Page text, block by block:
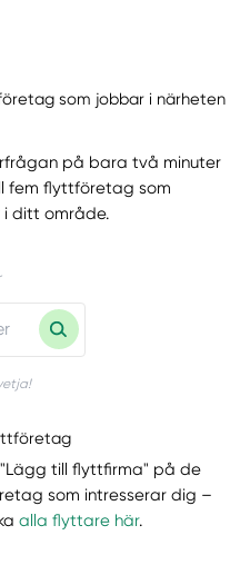
som jobbar i närheten
på bara två minuter
fem flyttföretag som
ditt område.
"Lägg till flyttfirma" på de
som intresserar dig –
alla flyttare här.